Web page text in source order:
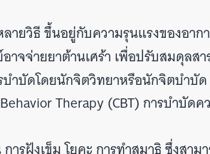
ลายวิธี ขึ้นอยู่กับความรุนแรงของอาก
าจจ่ายยาต้านเศร้า เพื่อปรับสมดุลสา
บำบัดโดยนักจิตวิทยาหรือนักจิตบำบั
Therapy (CBT) การบำบัด